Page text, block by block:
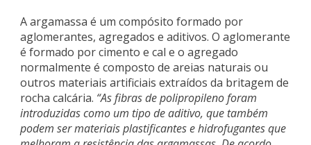
A argamassa é um compósito formado por
aglomerantes, agregados e aditivos. O aglomerante
é formado por cimento e cal e o agregado
normalmente é composto de areias naturais ou
outros materiais artificiais extraídos da britagem de
rocha calcária. “As fibras de polipropileno foram
introduzidas como um tipo de aditivo, que também
podem ser materiais plastificantes e hidrofugantes que